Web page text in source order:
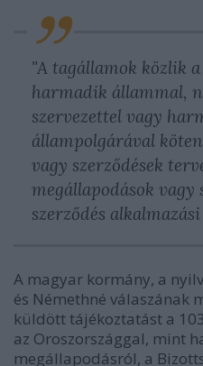
"A tagállamok közlik
harmadik állammal,
szervezettel vagy
állampolgárával
vagy szerződések
megállapodások vagy
szerződés
A magyar kormány, a
és Némethné válaszának
küldött tájékoztatást a
az Oroszországgal, mint
megállapodásról, a